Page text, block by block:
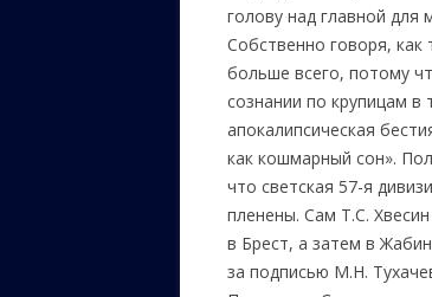
голову над главной
Собственно говоря,
больше всего, потому
сознании по крупицам в
апокалипсическая
как кошмарный сон».
что светская 57-я
пленены. Сам Т.С.
в Брест, а затем в
за подписью М.Н.